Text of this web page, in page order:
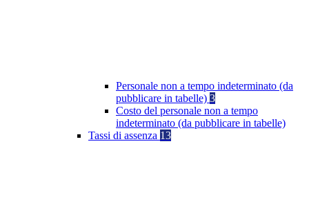
Personale non a tempo indeterminato (da
pubblicare in tabelle) 3
Costo del personale non a tempo
indeterminato (da pubblicare in tabelle)
Tassi di assenza 13